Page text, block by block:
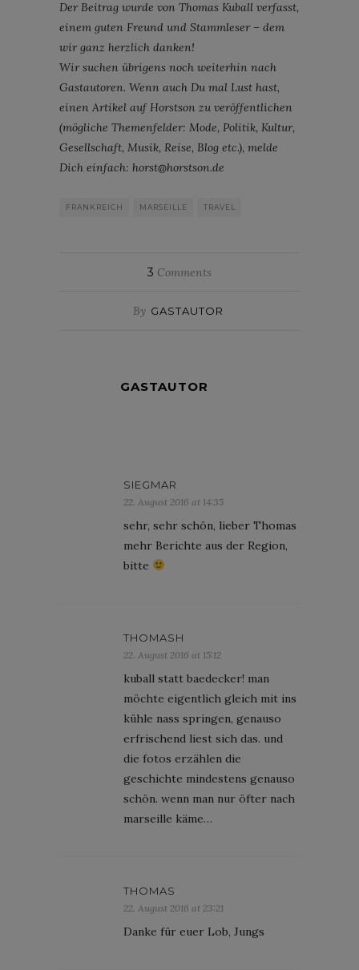
Der Beitrag wurde von Thomas Kuball verfasst,
einem guten Freund und Stammleser – dem
wir ganz herzlich danken!
Wir suchen übrigens noch weiterhin nach
Gastautoren. Wenn auch Du mal Lust hast,
einen Artikel auf Horstson zu veröffentlichen
(mögliche Themenfelder: Mode, Politik, Kultur,
Gesellschaft, Musik, Reise, Blog etc.), melde
Dich einfach: horst@horstson.de
FRANKREICH MARSEILLE TRAVEL
3 Comments
By GASTAUTOR
GASTAUTOR
SIEGMAR
22. August 2016 at 14:35
sehr, sehr schön, lieber Thomas
mehr Berichte aus der Region,
bitte
THOMASH
22. August 2016 at 15:12
kuball statt baedecker! man
möchte eigentlich gleich mit ins
kühle nass springen, genauso
erfrischend liest sich das. und
die fotos erzählen die
geschichte mindestens genauso
schön. wenn man nur öfter nach
marseille käme…
THOMAS
22. August 2016 at 23:21
Danke für euer Lob, Jungs